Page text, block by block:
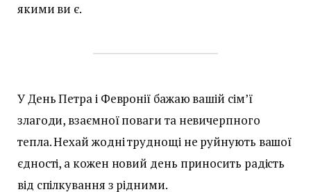
якими ви є.
У День Петра і Февронії бажаю вашій сім’ї
злагоди, взаємної поваги та невичерпного
тепла. Нехай жодні труднощі не руйнують вашої
єдності, а кожен новий день приносить радість
від спілкування з рідними.